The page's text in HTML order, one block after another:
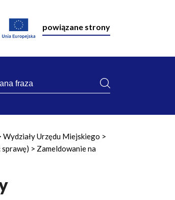
powiązane strony
Wydziały Urzędu Miejskiego
sprawę)
Zameldowanie na